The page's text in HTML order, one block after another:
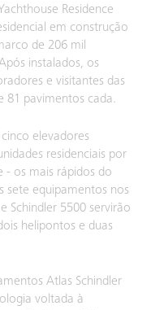
Residence
em construção
de 206 mil
instalados, os
e visitantes das
81 pavimentos cada.
elevadores
residenciais por
- os mais rápidos do
sete equipamentos nos
Schindler 5500 servirão
helipontos e duas
Atlas Schindler
voltada à